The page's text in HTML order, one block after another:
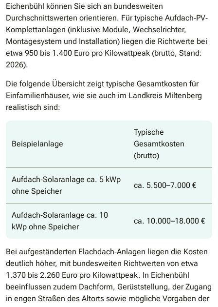
Eichenbühl können Sie sich an bundesweiten
Durchschnittswerten orientieren. Für typische Aufdach‐PV‐
Komplettanlagen (inklusive Module, Wechselrichter,
Montagesystem und Installation) liegen die Richtwerte bei
etwa 950 bis 1.400 Euro pro Kilowattpeak (brutto, Stand:
2026).
Die folgende Übersicht zeigt typische Gesamtkosten für
Einfamilienhäuser, wie sie auch im Landkreis Miltenberg
realistisch sind:
Beispielanlage
Typische
Gesamtkosten
(brutto)
Aufdach‐Solaranlage ca. 5 kWp
ohne Speicher
ca. 5.500–7.000 €
Aufdach‐Solaranlage ca. 10
kWp ohne Speicher
ca. 10.000–18.000 €
Bei aufgeständerten Flachdach‐Anlagen liegen die Kosten
deutlich höher, mit bundesweiten Richtwerten von etwa
1.370 bis 2.260 Euro pro Kilowattpeak. In Eichenbühl
beeinflussen zudem Dachform, Gerüststellung, der Zugang
in engen Straßen des Altorts sowie mögliche Vorgaben der